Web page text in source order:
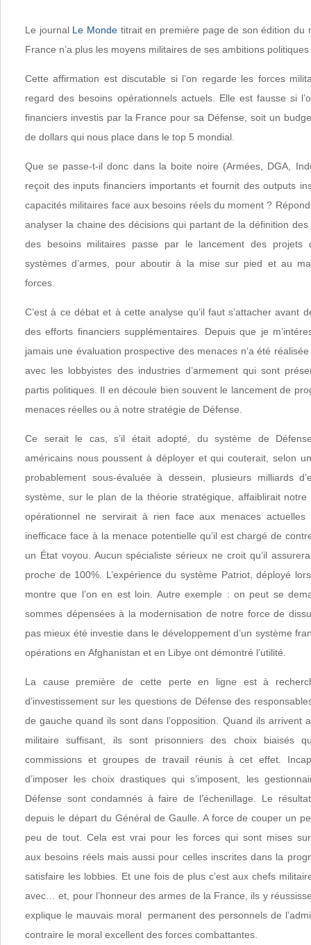
Le journal Le Mondetitrait en première page de son édition du
France n’a plus les moyens militaires de ses ambitions politiques
Cette affirmation est discutable si l’on regarde les forces
regard des besoins opérationnels actuels. Elle est fausse si
financiers investis par la France pour sa Défense, soit un
de dollars qui nous place dans le top 5 mondial.
Que se passe-t-il donc dans la boite noire (Armées, DGA,
reçoit des inputs financiers importants et fournit des outputs
capacités militaires face aux besoins réels du moment ?
analyser la chaine des décisions qui partant de la définition des
des besoins militaires passe par le lancement des projets
systèmes d’armes, pour aboutir à la mise sur pied et au
forces.
C’est à ce débat et à cette analyse qu’il faut s’attacher avant
des efforts financiers supplémentaires. Depuis que je
jamais une évaluation prospective des menaces n’a été
avec les lobbyistes des industries d’armement qui sont
partis politiques. Il en découle bien souvent le lancement de
menaces réelles ou à notre stratégie de Défense.
Ce serait le cas, s’il était adopté, du système de
américains nous poussent à déployer et qui couterait, selon
probablement sous-évaluée à dessein, plusieurs milliards
système, sur le plan de la théorie stratégique, affaiblirait
opérationnel ne servirait à rien face aux menaces actuelles
inefficace face à la menace potentielle qu’il est chargé de
un État voyou. Aucun spécialiste sérieux ne croit qu’il
proche de 100%. L’expérience du système Patriot, déployé
montre que l’on en est loin. Autre exemple : on peut se
sommes dépensées à la modernisation de notre force de
pas mieux été investie dans le développement d’un système
opérations en Afghanistan et en Libye ont démontré l’utilité.
La cause première de cette perte en ligne est à
d’investissement sur les questions de Défense des
de gauche quand ils sont dans l’opposition. Quand ils arrivent
militaire suffisant, ils sont prisonniers des choix biaisés
commissions et groupes de travail réunis à cet effet.
d’imposer les choix drastiques qui s’imposent, les
Défense sont condamnés à faire de l’échenillage. Le
depuis le départ du Général de Gaulle. A force de couper un
peu de tout. Cela est vrai pour les forces qui sont mises
aux besoins réels mais aussi pour celles inscrites dans la
satisfaire les lobbies. Et une fois de plus c’est aux chefs
avec… et, pour l’honneur des armes de la France, ils y
explique le mauvais moral permanent des personnels de
contraire le moral excellent des forces combattantes.